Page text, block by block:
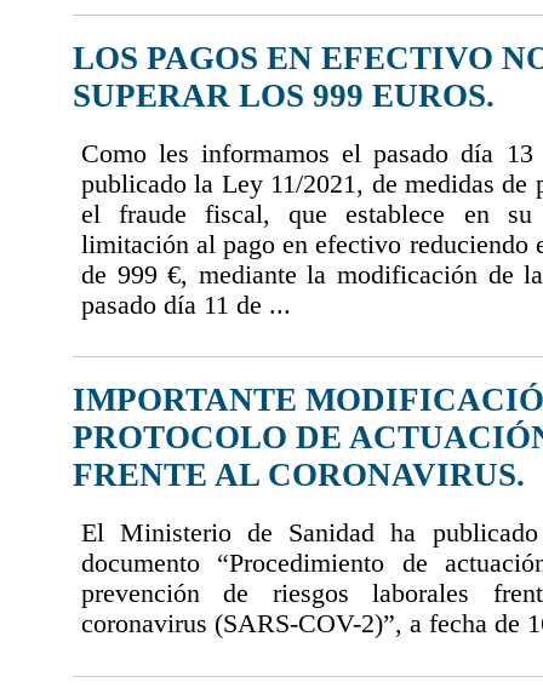
LOS PAGOS EN EFECTIVO
SUPERAR LOS 999 EUROS.
Como les informamos el pasado día
publicado la Ley 11/2021, de medidas de
el fraude fiscal, que establece en
limitación al pago en efectivo reduciendo
de 999 €, mediante la modificación de
pasado día 11 de ...
IMPORTANTE
PROTOCOLO DE
FRENTE AL CORONAVIRUS.
El Ministerio de Sanidad ha
documento “Procedimiento de
prevención de riesgos laborales
coronavirus (SARS-COV-2)”, a fecha